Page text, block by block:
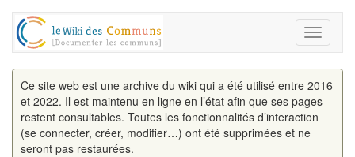
Toggle
Ce site web est une archive du wiki qui a été utilisé entre 2016
et 2022. Il est maintenu en ligne en l’état afin que ses pages
restent consultables. Toutes les fonctionnalités d’interaction
(se connecter, créer, modifier…) ont été supprimées et ne
seront pas restaurées.